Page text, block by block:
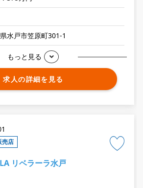
水戸市笠原町301-1
もっと見る
求人の詳細を見る
売店
リベラーラ水戸